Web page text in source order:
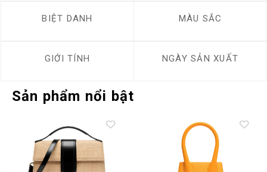
BIỆT DANH MÀU SẮC
GIỚI TÍNH NGÀY SẢN XUẤT
Sản phẩm nổi bật
Add to
wishlist